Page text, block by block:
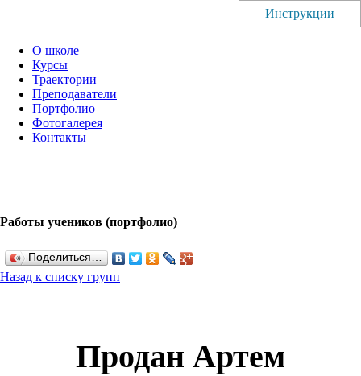
О школе
Курсы
Траектории
Преподаватели
Портфолио
Фотогалерея
Контакты
Работы учеников (портфолио)
Поделиться…
Назад к списку групп
Инструкции
Продан Артем